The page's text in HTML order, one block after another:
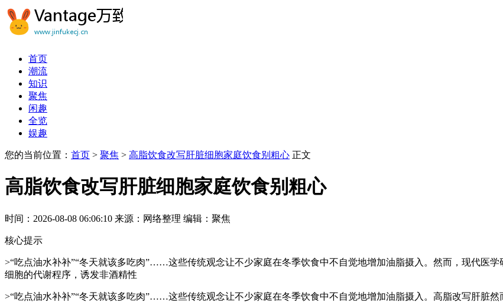
首页
潮流
知识
聚焦
闲趣
全览
娱趣
您的当前位置： 首页 > 聚焦 > 高脂饮食改写肝脏细胞家庭饮食别粗心 正文
高脂饮食改写肝脏细胞家庭饮食别粗心
时间：2026-08-08 06:06:10 来源：网络整理 编辑：聚焦
核心提示
>“吃点油水补补”“冬天就该多吃肉”……这些传统观念让不少家庭在冬季饮食中不自觉地增加油脂摄入。然而，现代医
细胞的代谢程序，诱发非酒精性
>“吃点油水补补”“冬天就该多吃肉”……这些传统观念让不少家庭在冬季饮食中不自觉地增加油脂摄入。高脂改写肝脏